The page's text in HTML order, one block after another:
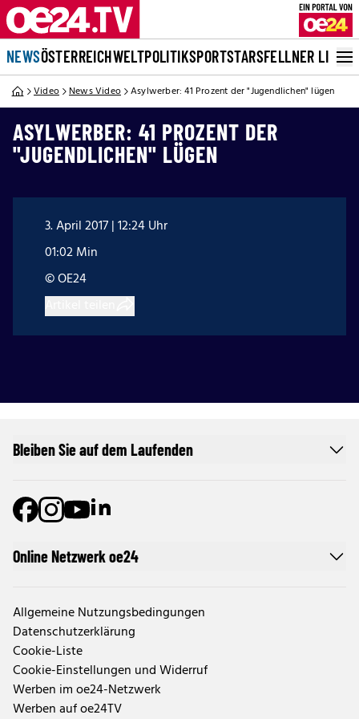
NEWSÖSTERREICHWELTPOLITIKSPORTSTARSFELLNER LIVE
Video News Video Asylwerber: 41 Prozent der "Jugendlichen" lügen
ASYLWERBER: 41 PROZENT DER
"JUGENDLICHEN" LÜGEN
3. April 2017 | 12:24 Uhr
01:02 Min
© OE24
Online Netzwerk oe24
Allgemeine Nutzungsbedingungen
Datenschutzerklärung
Cookie-Liste
Cookie-Einstellungen und Widerruf
Werben im oe24-Netzwerk
Werben auf oe24TV
Bleiben Sie auf dem Laufenden